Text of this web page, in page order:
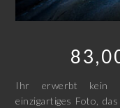
Ihr erwerbt kein
einzigartiges Foto,